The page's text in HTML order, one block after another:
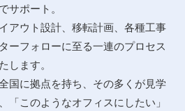
サポート。
アウト設計、移転計画、各種工事
ーフォローに至る一連のプロセス
します。
国に拠点を持ち、その多くが見学
「このようなオフィスにしたい」